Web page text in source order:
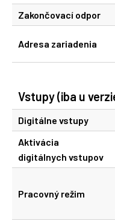
Zakončovací odpor
Adresa zariadenia
Vstupy (iba u
Digitálne vstupy
Aktivácia
digitálnych vstupov
Pracovný režim